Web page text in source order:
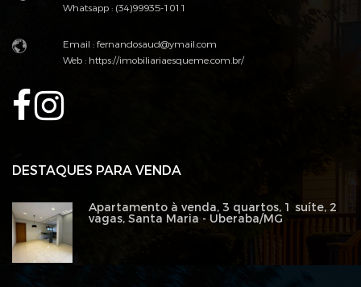
Whatsapp : (34)99935-1011
Email : fernandosaud@ymail.com
Web :https://imobiliariaesqueme.com.br/
DESTAQUES PARA VENDA
Apartamento à venda, 3 quartos, 1 suíte, 2
vagas, Santa Maria - Uberaba/MG